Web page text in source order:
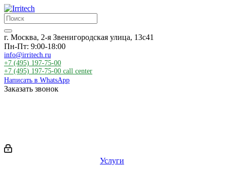
г. Москва, 2-я Звенигородская улица, 13с41
Пн-Пт: 9:00-18:00
info@irritech.ru
+7 (495) 197-75-00
+7 (495) 197-75-00 call center
Написать в WhatsApp
Заказать звонок
Услуги